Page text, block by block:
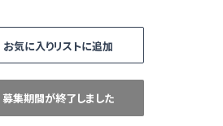
お気に入りリストに追加
募集期間が終了しました